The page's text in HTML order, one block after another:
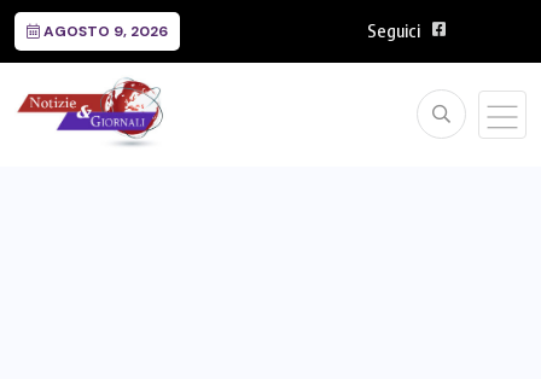
AGOSTO 9, 2026 Seguici